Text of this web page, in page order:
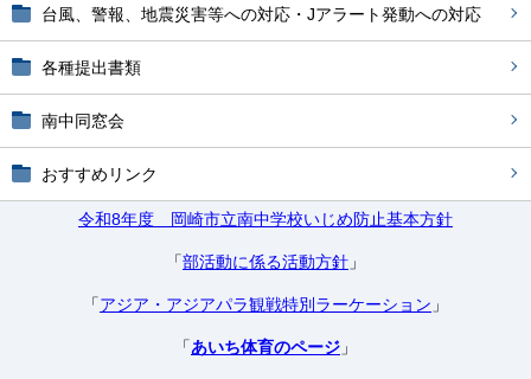
台風、警報、地震災害等への対応・Jアラート発動への対応
各種提出書類
南中同窓会
おすすめリンク
令和8年度 岡崎市立南中学校いじめ防止基本方針
「部活動に係る活動方針 」
「アジア・アジアパラ観戦特別ラーケーション 」
「あいち体育のページ 」